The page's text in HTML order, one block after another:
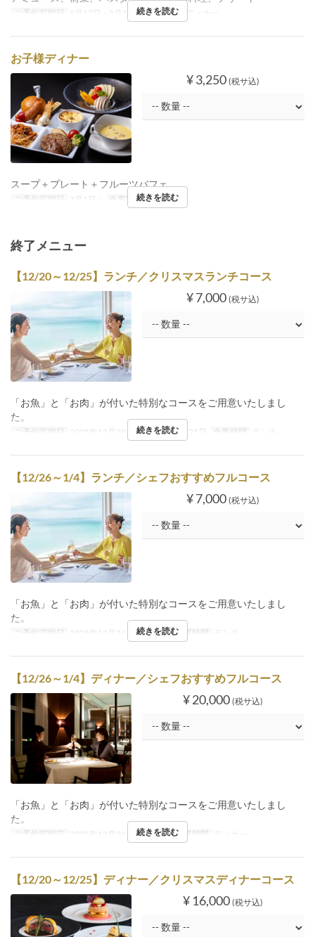
ご予約可能日 9月17日 ~ 9月18日 食事時間 ディナー
続きを読む
お子様ディナー
¥ 3,250 (税サ込)
スープ＋プレート＋フルーツパフェ
ご予約可能日 7月1日 ~ 食事時間 ディナー
続きを読む
終了メニュー
【12/20～12/25】ランチ／クリスマスランチコース
¥ 7,000 (税サ込)
「お魚」と「お肉」が付いた特別なコースをご用意いたしまし
た。
ご予約可能日 2025年12月20日 ~ 2025年12月25日 食事時間 ランチ
続きを読む
【12/26～1/4】ランチ／シェフおすすめフルコース
¥ 7,000 (税サ込)
「お魚」と「お肉」が付いた特別なコースをご用意いたしまし
た。
ご予約可能日 2025年12月26日 ~ 1月4日 食事時間 ランチ
続きを読む
【12/26～1/4】ディナー／シェフおすすめフルコース
¥ 20,000 (税サ込)
「お魚」と「お肉」が付いた特別なコースをご用意いたしまし
た。
ご予約可能日 2025年12月26日 ~ 1月4日 食事時間 ディナー
続きを読む
【12/20～12/25】ディナー／クリスマスディナーコース
¥ 16,000 (税サ込)